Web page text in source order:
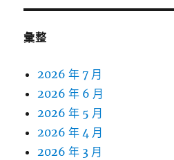
彙整
2026 年 7 月
2026 年 6 月
2026 年 5 月
2026 年 4 月
2026 年 3 月